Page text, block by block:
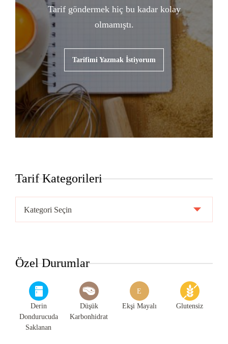
Tarif göndermek hiç bu kadar kolay
olmamıştı.
Tarifimi Yazmak İstiyorum
Tarif Kategorileri
Kategorileri
Özel Durumlar
Derin
Dondurucuda
Saklanan
Düşük
Karbonhidrat
E
Ekşi Mayalı Glutensiz